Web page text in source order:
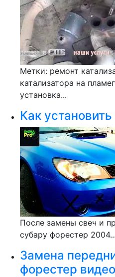
Метки: ремонт
катализатора на
установка...
Как
После замены свеч и
субару форестер 2004...
Замена
форестер видео